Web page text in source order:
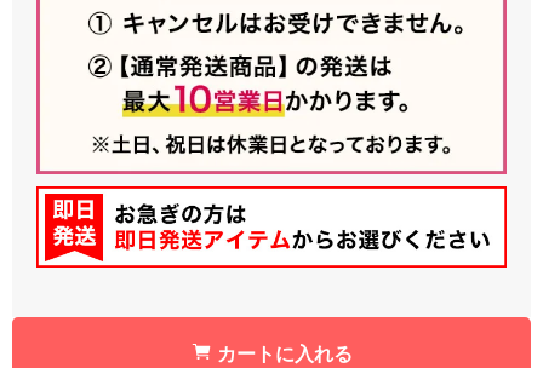
カートに入れる